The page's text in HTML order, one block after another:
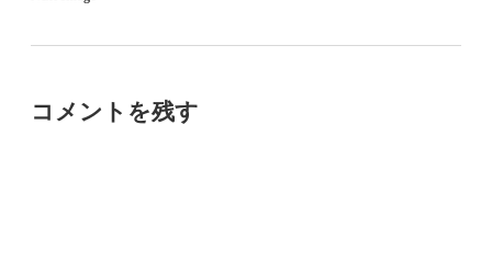
コメントを残す